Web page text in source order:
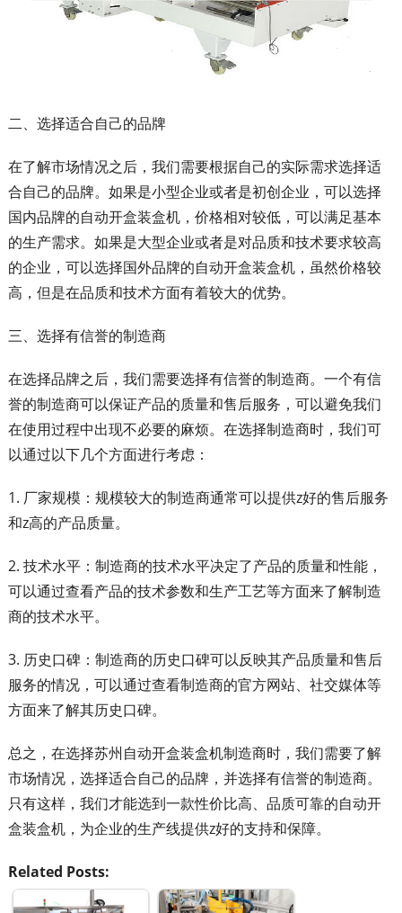
二、选择适合自己的品牌
在了解市场情况之后，我们需要根据自己的实际需求选择适
合自己的品牌。如果是小型企业或者是初创企业，可以选择
国内品牌的自动开盒装盒机，价格相对较低，可以满足基本
的生产需求。如果是大型企业或者是对品质和技术要求较高
的企业，可以选择国外品牌的自动开盒装盒机，虽然价格较
高，但是在品质和技术方面有着较大的优势。
三、选择有信誉的制造商
在选择品牌之后，我们需要选择有信誉的制造商。一个有信
誉的制造商可以保证产品的质量和售后服务，可以避免我们
在使用过程中出现不必要的麻烦。在选择制造商时，我们可
以通过以下几个方面进行考虑：
1. 厂家规模：规模较大的制造商通常可以提供z好的售后服务
和z高的产品质量。
2. 技术水平：制造商的技术水平决定了产品的质量和性能，
可以通过查看产品的技术参数和生产工艺等方面来了解制造
商的技术水平。
3. 历史口碑：制造商的历史口碑可以反映其产品质量和售后
服务的情况，可以通过查看制造商的官方网站、社交媒体等
方面来了解其历史口碑。
总之，在选择苏州自动开盒装盒机制造商时，我们需要了解
市场情况，选择适合自己的品牌，并选择有信誉的制造商。
只有这样，我们才能选到一款性价比高、品质可靠的自动开
盒装盒机，为企业的生产线提供z好的支持和保障。
Related Posts: